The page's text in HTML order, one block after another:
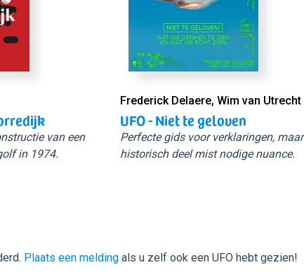
van een
in 1974.
Frederick Delaere, Wim van Utrecht
UFO - Niet te geloven
Perfecte gids voor verklaringen, maar
historisch deel mist nodige nuance.
Plaats een melding als u zelf ook een UFO hebt gezien!